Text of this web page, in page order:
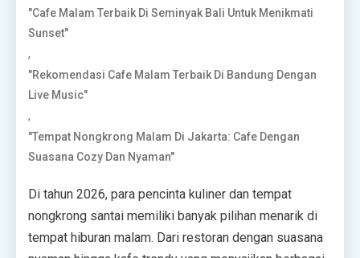
"Cafe Malam Terbaik Di Seminyak Bali Untuk Menikmati
Sunset"
,
"Rekomendasi Cafe Malam Terbaik Di Bandung Dengan
Live Music"
,
"Tempat Nongkrong Malam Di Jakarta: Cafe Dengan
Suasana Cozy Dan Nyaman"
Di tahun 2026, para pencinta kuliner dan tempat
nongkrong santai memiliki banyak pilihan menarik di
tempat hiburan malam. Dari restoran dengan suasana